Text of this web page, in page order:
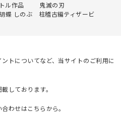
ル作品
鬼滅の刃
蝶 しのぶ 柱稽古編ティザービ
トについてなど、当サイトのご利用に
しております。
わせはこちらから。